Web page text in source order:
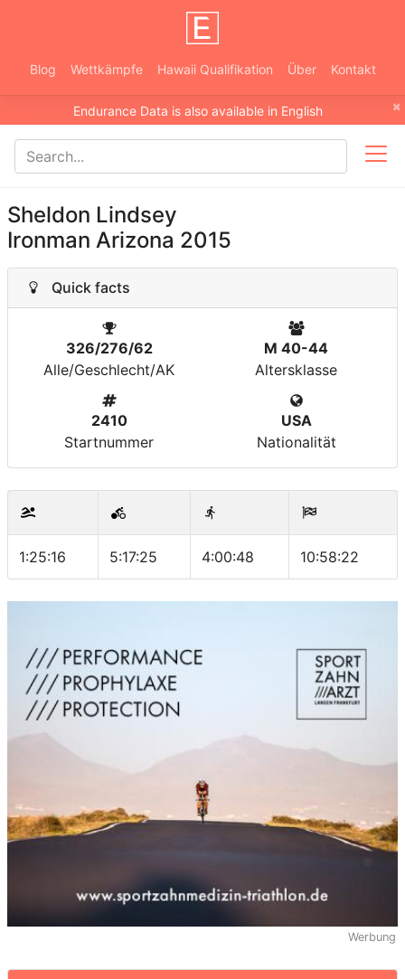
Blog Wettkämpfe Hawaii Qualifikation Über Kontakt
×
Endurance Data is also available in English
Sheldon Lindsey
Ironman Arizona 2015
Quick facts
326/276/62
Alle/Geschlecht/AK
M 40-44
Altersklasse
2410
Startnummer
USA
Nationalität
1:25:16 5:17:25 4:00:48 10:58:22
Werbung